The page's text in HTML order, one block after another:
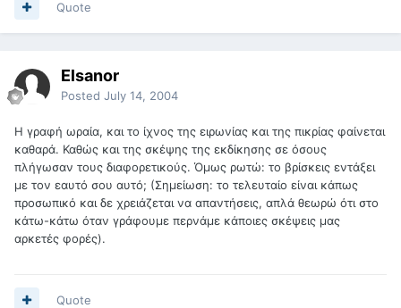
Quote
Elsanor
Posted July 14, 2004
Η γραφή ωραία, και το ίχνος της ειρωνίας και της πικρίας φαίνεται
καθαρά. Καθώς και της σκέψης της εκδίκησης σε όσους
πλήγωσαν τους διαφορετικούς. Όμως ρωτώ: το βρίσκεις εντάξει
με τον εαυτό σου αυτό; (Σημείωση: το τελευταίο είναι κάπως
προσωπικό και δε χρειάζεται να απαντήσεις, απλά θεωρώ ότι στο
κάτω-κάτω όταν γράφουμε περνάμε κάποιες σκέψεις μας
αρκετές φορές).
Quote